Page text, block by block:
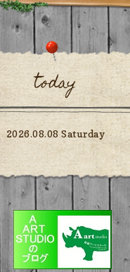
today
2026.08.08 Saturday